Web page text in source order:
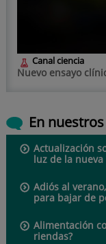
Canal ciencia
Nuevo ensayo
En
Actualización
luz de la
Adiós al
para bajar de
Alimentación
riendas?